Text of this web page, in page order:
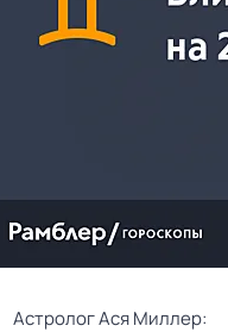
Астролог Ася Миллер: